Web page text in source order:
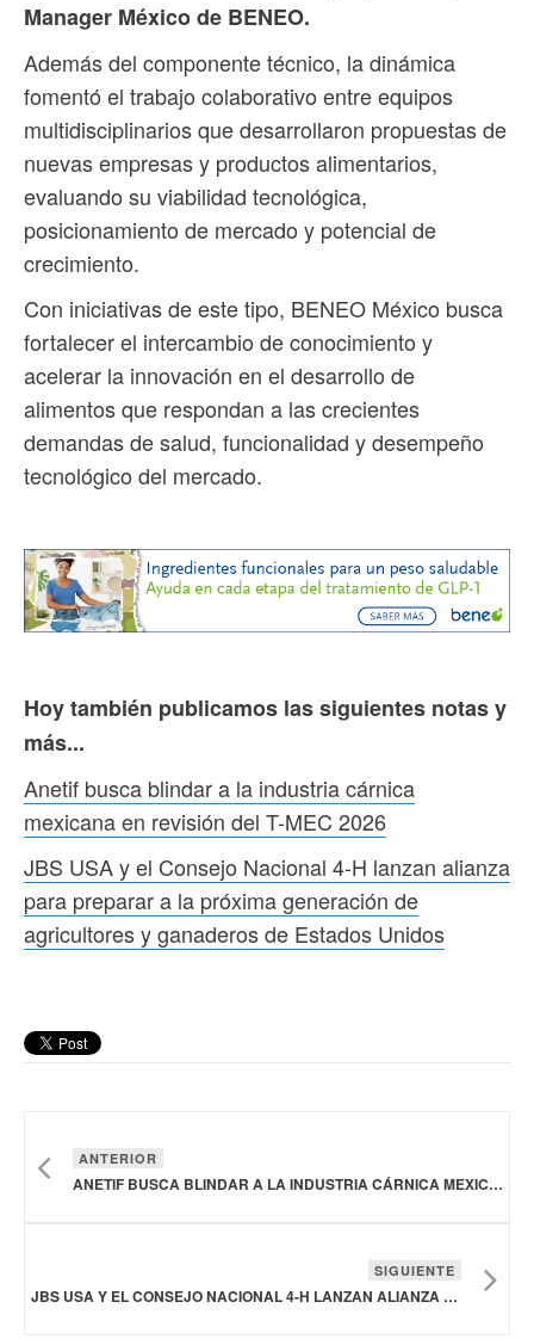
Manager México de BENEO.
Además del componente técnico, la dinámica
fomentó el trabajo colaborativo entre equipos
multidisciplinarios que desarrollaron propuestas de
nuevas empresas y productos alimentarios,
evaluando su viabilidad tecnológica,
posicionamiento de mercado y potencial de
crecimiento.
Con iniciativas de este tipo, BENEO México busca
fortalecer el intercambio de conocimiento y
acelerar la innovación en el desarrollo de
alimentos que respondan a las crecientes
demandas de salud, funcionalidad y desempeño
tecnológico del mercado.
Hoy también publicamos las siguientes notas y
más...
Anetif busca blindar a la industria cárnica
mexicana en revisión del T-MEC 2026
JBS USA y el Consejo Nacional 4-H lanzan alianza
para preparar a la próxima generación de
agricultores y ganaderos de Estados Unidos
ANTERIOR
ANETIF BUSCA BLINDAR A LA INDUSTRIA CÁRNICA MEXICANA EN REVISIÓN DEL T-MEC 2026
SIGUIENTE
JBS USA Y EL CONSEJO NACIONAL 4-H LANZAN ALIANZA PARA PREPARAR A LA PRÓXIMA GENERACIÓN DE AGRICULTORES Y GANADEROS DE ESTADOS UNIDOS